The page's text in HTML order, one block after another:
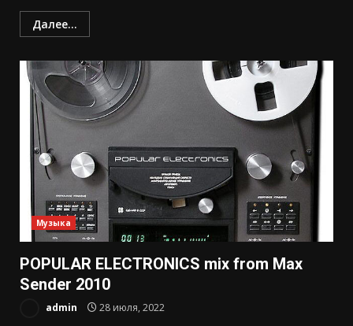
Далее...
Музыка
POPULAR ELECTRONICS mix from Max
Sender 2010
admin 28 июля, 2022